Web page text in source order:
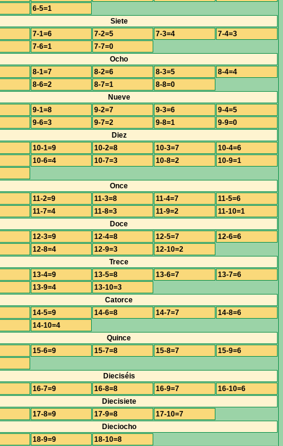
6-5=1
Siete
7-1=6 7-2=5 7-3=4
7-4=3
7-6=1
7-7=0
Ocho
8-1=7 8-2=6 8-3=5
8-4=4
8-6=2 8-7=1
8-8=0
Nueve
9-1=8 9-2=7 9-3=6
9-4=5
9-6=3 9-7=2 9-8=1
9-9=0
Diez
10-1=9 10-2=8 10-3=7
10-4=6
10-6=4 10-7=3 10-8=2
10-9=1
Once
11-2=9 11-3=8 11-4=7
11-5=6
11-7=4 11-8=3 11-9=2
11-10=1
Doce
12-3=9 12-4=8 12-5=7
12-6=6
12-8=4 12-9=3
12-10=2
Trece
13-4=9 13-5=8 13-6=7
13-7=6
13-9=4
13-10=3
Catorce
14-5=9 14-6=8 14-7=7
14-8=6
14-10=4
Quince
15-6=9 15-7=8 15-8=7
15-9=6
Dieciséis
16-7=9 16-8=8 16-9=7
16-10=6
Diecisiete
17-8=9 17-9=8
17-10=7
Dieciocho
18-9=9
18-10=8